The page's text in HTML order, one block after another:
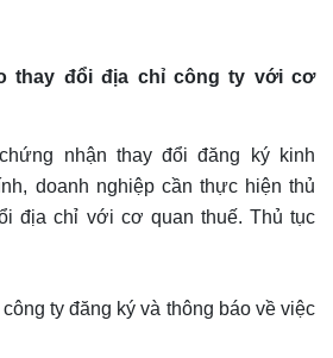
thay đổi địa chỉ công ty với cơ
nhận thay đổi đăng ký kinh
doanh nghiệp cần thực hiện thủ
địa chỉ với cơ quan thuế. Thủ tục
ty đăng ký và thông báo về việc